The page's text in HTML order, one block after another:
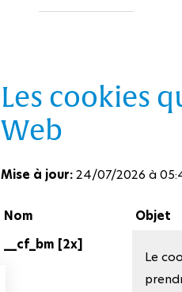
Les cookies
Web
Mise à jour: 24/07/2026 à
Nom Objet
__cf_bm [2x]
Le